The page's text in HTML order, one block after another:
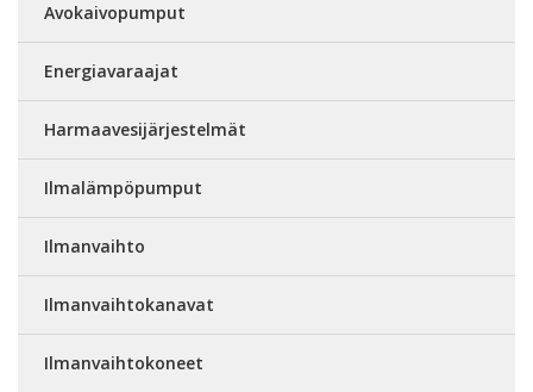
Avokaivopumput
Energiavaraajat
Harmaavesijärjestelmät
Ilmalämpöpumput
Ilmanvaihto
Ilmanvaihtokanavat
Ilmanvaihtokoneet